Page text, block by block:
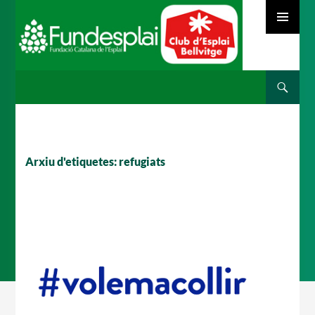
Arxiu d'etiquetes: refugiats
MÓN ESCOLAR
FORMACIÓ